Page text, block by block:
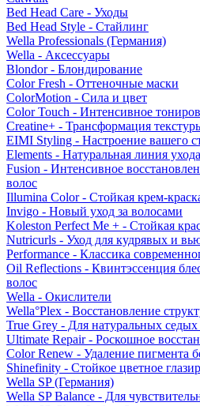
Bed Head Care - Уходы
Bed Head Style - Стайлинг
Wella Professionals (Германия)
Wella - Аксессуары
Blondor - Блондирование
Color Fresh - Оттеночные маски
ColorMotion - Сила и цвет
Color Touch - Интенсивное
Creatine+ - Трансформация
EIMI Styling - Настроение вашего
Elements - Натуральная линия
Fusion - Интенсивное
волос
Illumina Color - Стойкая крем-
Invigo - Новый уход за волосами
Koleston Perfect Me + - Стойкая
Nutricurls - Уход для кудрявых и
Performance - Классика
Oil Reflections - Квинтэссенция
волос
Wella - Окислители
Wella°Plex - Восстановление
True Grey - Для натуральных седых
Ultimate Repair - Роскошное
Color Renew - Удаление пигмента
Shinefinity - Стойкое цветное
Wella SP (Германия)
Wella SP Balance - Для